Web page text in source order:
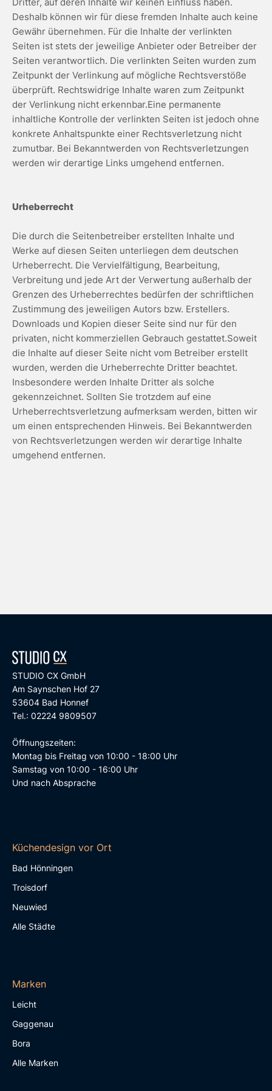
Deshalb können wir für diese fremden Inhalte auch keine
Gewähr übernehmen. Für die Inhalte der verlinkten
Seiten ist stets der jeweilige Anbieter oder Betreiber der
Seiten verantwortlich. Die verlinkten Seiten wurden zum
Zeitpunkt der Verlinkung auf mögliche Rechtsverstöße
überprüft. Rechtswidrige Inhalte waren zum Zeitpunkt
der Verlinkung nicht erkennbar.Eine permanente
inhaltliche Kontrolle der verlinkten Seiten ist jedoch ohne
konkrete Anhaltspunkte einer Rechtsverletzung nicht
zumutbar. Bei Bekanntwerden von Rechtsverletzungen
werden wir derartige Links umgehend entfernen.
Urheberrecht
Die durch die Seitenbetreiber erstellten Inhalte und
Werke auf diesen Seiten unterliegen dem deutschen
Urheberrecht. Die Vervielfältigung, Bearbeitung,
Verbreitung und jede Art der Verwertung außerhalb der
Grenzen des Urheberrechtes bedürfen der schriftlichen
Zustimmung des jeweiligen Autors bzw. Erstellers.
Downloads und Kopien dieser Seite sind nur für den
privaten, nicht kommerziellen Gebrauch gestattet.Soweit
die Inhalte auf dieser Seite nicht vom Betreiber erstellt
wurden, werden die Urheberrechte Dritter beachtet.
Insbesondere werden Inhalte Dritter als solche
gekennzeichnet. Sollten Sie trotzdem auf eine
Urheberrechtsverletzung aufmerksam werden, bitten wir
um einen entsprechenden Hinweis. Bei Bekanntwerden
von Rechtsverletzungen werden wir derartige Inhalte
umgehend entfernen.
STUDIO CX GmbH
Am Saynschen Hof 27
53604 Bad Honnef
Tel.: 02224 9809507
Öffnungszeiten:
Montag bis Freitag von 10:00 - 18:00 Uhr
Samstag von 10:00 - 16:00 Uhr
Und nach Absprache
Küchendesign vor Ort
Bad Hönningen
Troisdorf
Neuwied
Alle Städte
Marken
Leicht
Gaggenau
Bora
Alle Marken